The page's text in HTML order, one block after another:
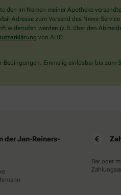
den im Namen meiner Apotheke
Adresse zum Versand des News-
widerrufen werden (z.B. über den
von AHD.
Bedingungen: Einmalig einlösbar bis zum
der Jan-Reiners-
Bar oder